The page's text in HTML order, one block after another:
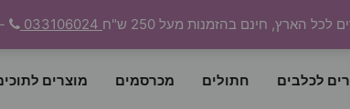
הארץ, חינם בהזמנות מעל 250 ש"ח
לכלבים חתולים מכרסמים מוצרים